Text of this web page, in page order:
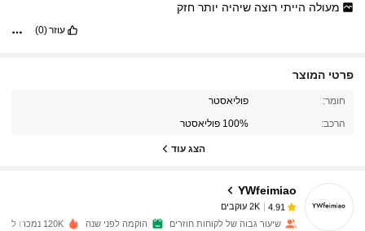
מעולה הייתי רוצה שיהיה יותר חזק
עוזר(0)
פרטי המוצר
חומר: פוליאסטר
הרכב: 100% פוליאסטר
הצג עוד
YWfeimiao
4.91
2K עוקבים
o***5
שילםלפני יום אחד
שיעור גבוה של לקוחות חוזרים הוקמה לפני שנה 120K נמכרו לאחרונה